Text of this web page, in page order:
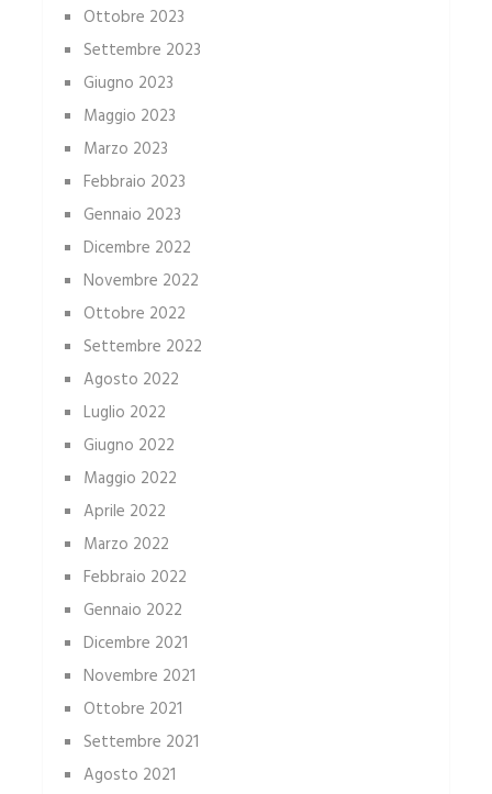
Ottobre 2023
Settembre 2023
Giugno 2023
Maggio 2023
Marzo 2023
Febbraio 2023
Gennaio 2023
Dicembre 2022
Novembre 2022
Ottobre 2022
Settembre 2022
Agosto 2022
Luglio 2022
Giugno 2022
Maggio 2022
Aprile 2022
Marzo 2022
Febbraio 2022
Gennaio 2022
Dicembre 2021
Novembre 2021
Ottobre 2021
Settembre 2021
Agosto 2021